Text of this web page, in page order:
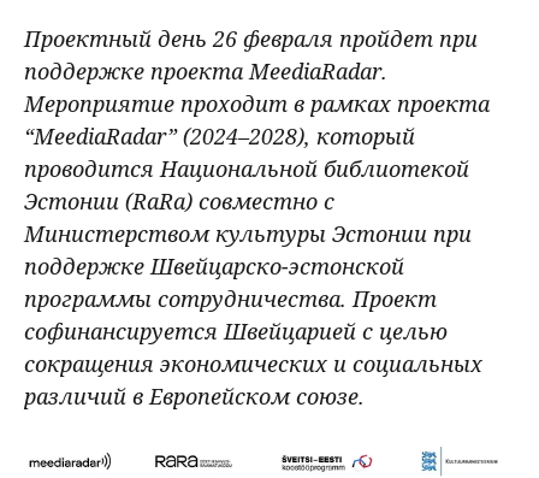
Проектный день 26 февраля пройдет при
поддержке проекта MeediaRadar.
Мероприятие проходит в рамках проекта
“MeediaRadar” (2024–2028), который
проводится Национальной библиотекой
Эстонии (RaRa) совместно с
Министерством культуры Эстонии при
поддержке Швейцарско-эстонской
программы сотрудничества. Проект
софинансируется Швейцарией с целью
сокращения экономических и социальных
различий в Европейском союзе.